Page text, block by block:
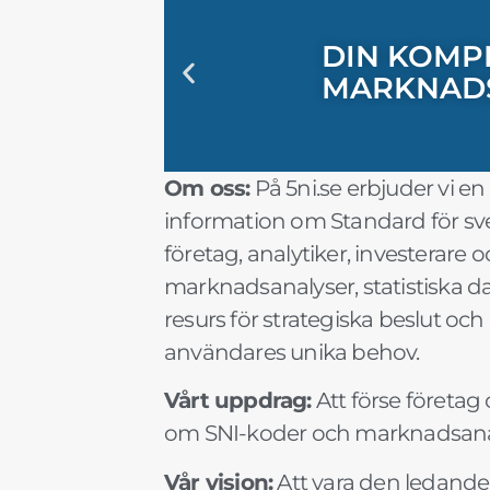
DIN
"SNI-SE:
"SNI-
SNI-
"SNI OCH
DIN
"SNI-SE:
"SNI-
SNI-
"SNI OCH
DIN
"SNI-SE:
"SNI-
SNI-
"SNI OCH
Om oss:På 5ni.se erbjuder vi
information om Standard för
företag, analytiker, investerare
marknadsanalyser, statistiska
resurs för strategiska beslut
användares unika behov.
Vårt uppdrag:Att förse företag
om SNI-koder och
Vår vision:Att vara den